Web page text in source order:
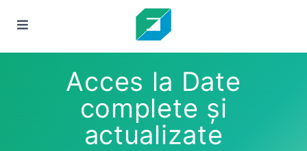
Acces la Date
complete și
actualizate